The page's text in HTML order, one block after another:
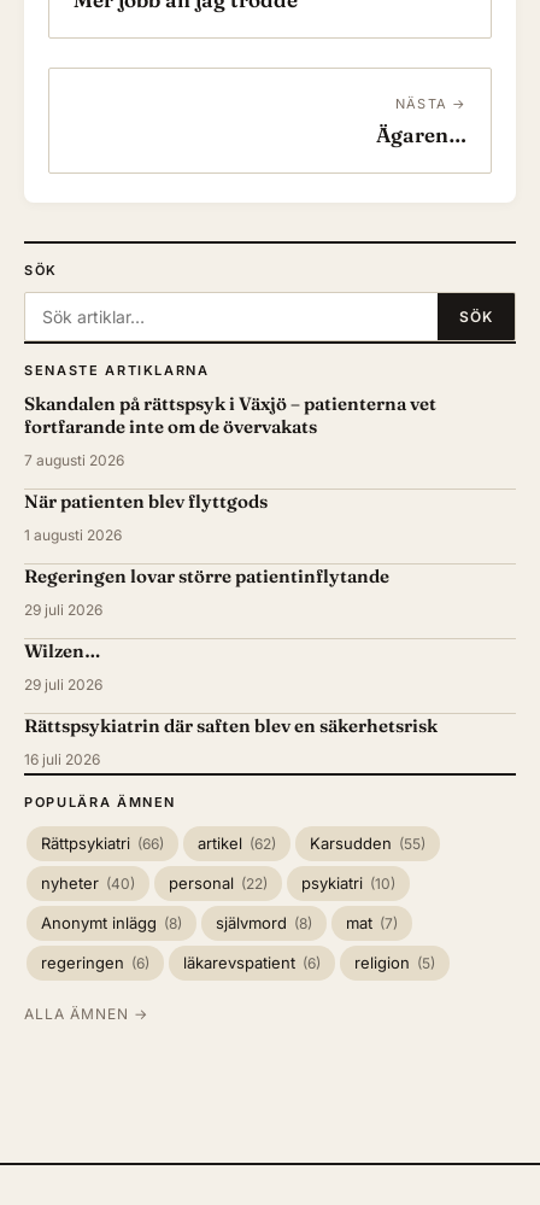
NÄSTA →
Ägaren…
SÖK
Sök: SÖK
SENASTE ARTIKLARNA
Skandalen på rättspsyk i Växjö – patienterna vet
fortfarande inte om de övervakats
7 augusti 2026
När patienten blev flyttgods
1 augusti 2026
Regeringen lovar större patientinflytande
29 juli 2026
Wilzen…
29 juli 2026
Rättspsykiatrin där saften blev en säkerhetsrisk
16 juli 2026
POPULÄRA ÄMNEN
Rättpsykiatri (66) artikel (62) Karsudden (55)
nyheter (40) personal (22) psykiatri (10)
Anonymt inlägg (8) självmord (8) mat (7)
regeringen (6) läkarevspatient (6) religion (5)
ALLA ÄMNEN →